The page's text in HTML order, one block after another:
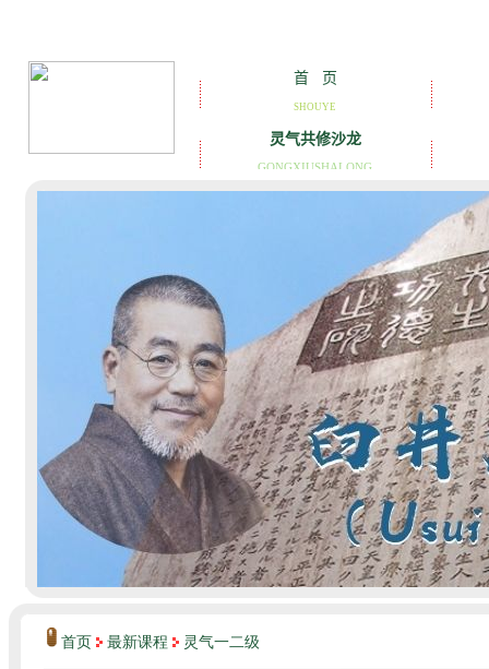
首页 最新课程 灵气一二级